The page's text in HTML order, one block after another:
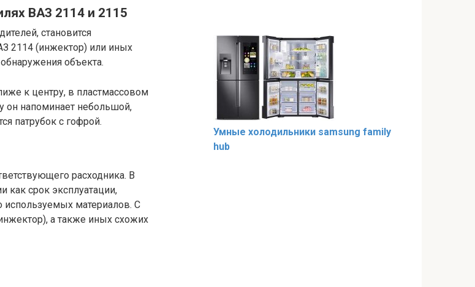
ВАЗ 2114 и 2115
становится
2114 (инжектор) или иных
объекта.
к центру, в пластмассовом
он напоминает небольшой,
патрубок с гофрой.
расходника. В
как срок эксплуатации,
материалов. С
а также иных схожих
Умные холодильники samsung family
hub